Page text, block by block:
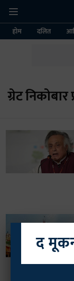
होम दलित
ग्रेट निकोबार
द